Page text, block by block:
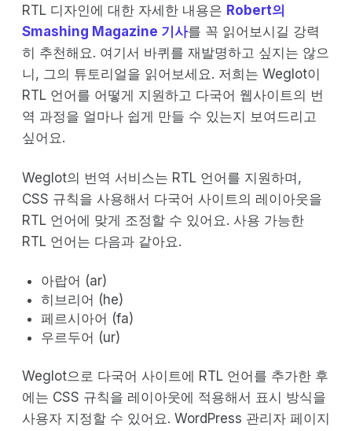
RTL 디자인에 대한 자세한 내용은 Robert의
Smashing Magazine 기사를 꼭 읽어보시길 강력
히 추천해요. 여기서 바퀴를 재발명하고 싶지는 않으
니, 그의 튜토리얼을 읽어보세요. 저희는 Weglot이
RTL 언어를 어떻게 지원하고 다국어 웹사이트의 번
역 과정을 얼마나 쉽게 만들 수 있는지 보여드리고
싶어요.
Weglot의 번역 서비스는 RTL 언어를 지원하며,
CSS 규칙을 사용해서 다국어 사이트의 레이아웃을
RTL 언어에 맞게 조정할 수 있어요. 사용 가능한
RTL 언어는 다음과 같아요.
아랍어 (ar)
히브리어 (he)
페르시아어 (fa)
우르두어 (ur)
Weglot으로 다국어 사이트에 RTL 언어를 추가한 후
에는 CSS 규칙을 레이아웃에 적용해서 표시 방식을
사용자 지정할 수 있어요. WordPress 관리자 페이지